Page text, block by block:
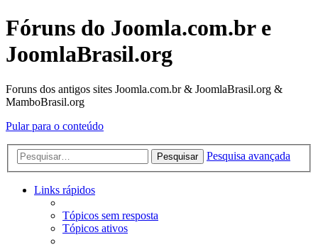
Fóruns do Joomla.com.br e
JoomlaBrasil.org
Foruns dos antigos sites Joomla.com.br & JoomlaBrasil.org &
MamboBrasil.org
Pular para o conteúdo
Pesquisar Pesquisa avançada
Links rápidos
Tópicos sem resposta
Tópicos ativos